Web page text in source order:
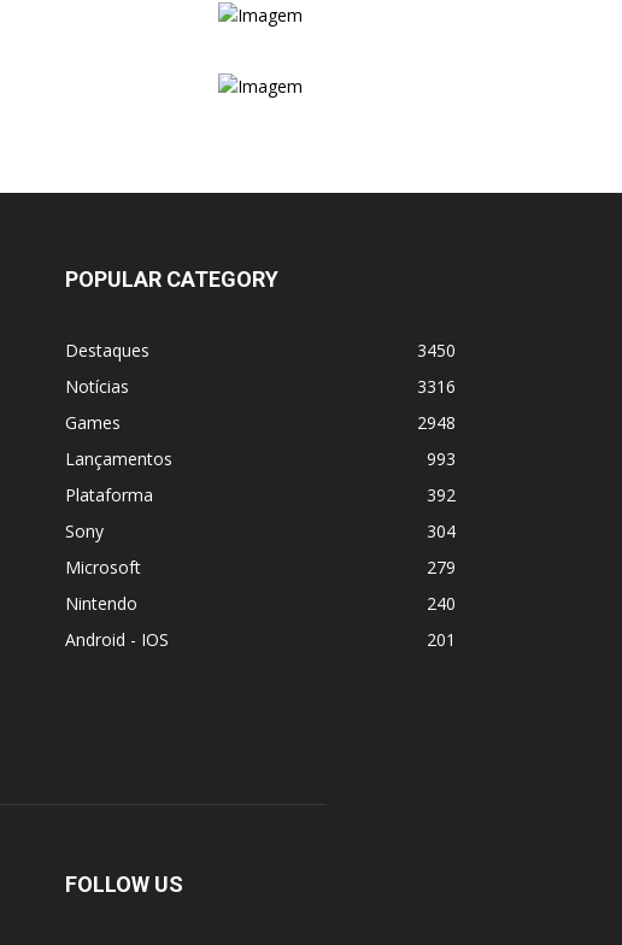
POPULAR CATEGORY
Destaques
3450
Notícias
3316
Games
2948
Lançamentos
993
Plataforma
392
Sony
304
Microsoft
279
Nintendo
240
Android - IOS
201
FOLLOW US